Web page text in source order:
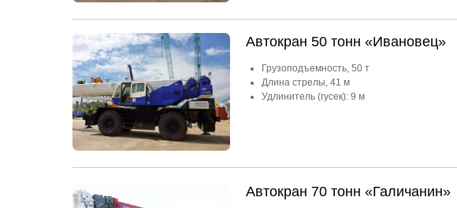
Автокран 50 тонн «Ивановец»
Грузоподъемность, 50 т
Длина стрелы, 41 м
Удлинитель (гусек): 9 м
Автокран 70 тонн «Галичанин»